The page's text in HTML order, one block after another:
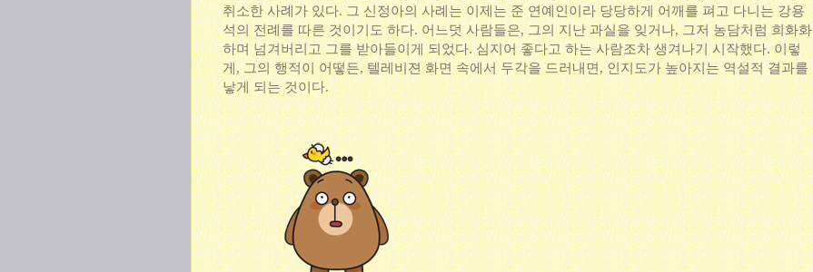
취소한 사례가 있다. 그 신정아의 사례는 이제는 준 연예인이라 당당하게 어깨를 펴고 다니는 강용
석의 전례를 따른 것이기도 하다. 어느덧 사람들은, 그의 지난 과실을 잊거나, 그저 농담처럼 희화화
하며 넘겨버리고 그를 받아들이게 되었다. 심지어 좋다고 하는 사람조차 생겨나기 시작했다. 이렇
게, 그의 행적이 어떻든, 텔레비젼 화면 속에서 두각을 드러내면, 인지도가 높아지는 역설적 결과를
낳게 되는 것이다.